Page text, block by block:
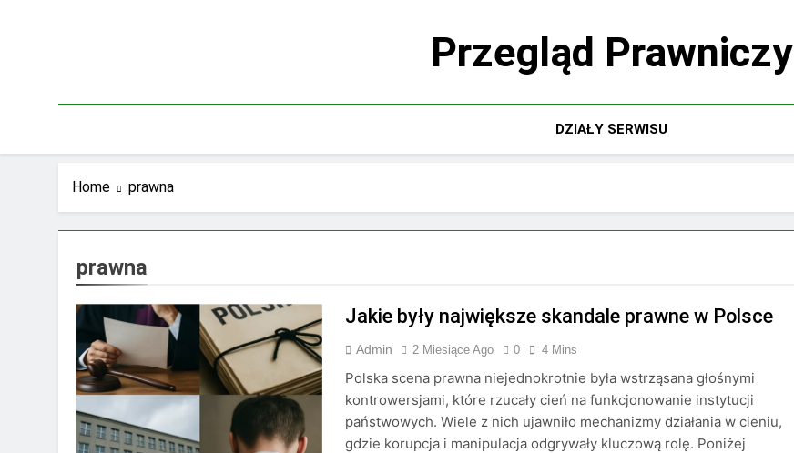
Przegląd Prawniczy
DZIAŁY SERWISU
Home prawna
prawna
Jakie były największe skandale prawne w Polsce
Admin 2 Miesiące Ago 0 4 Mins
Polska scena prawna niejednokrotnie była wstrząsana głośnymi
kontrowersjami, które rzucały cień na funkcjonowanie instytucji
państwowych. Wiele z nich ujawniło mechanizmy działania w cieniu,
gdzie korupcja i manipulacja odgrywały kluczową rolę. Poniżej